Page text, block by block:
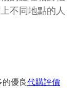
不同地點的人
優良代購評價